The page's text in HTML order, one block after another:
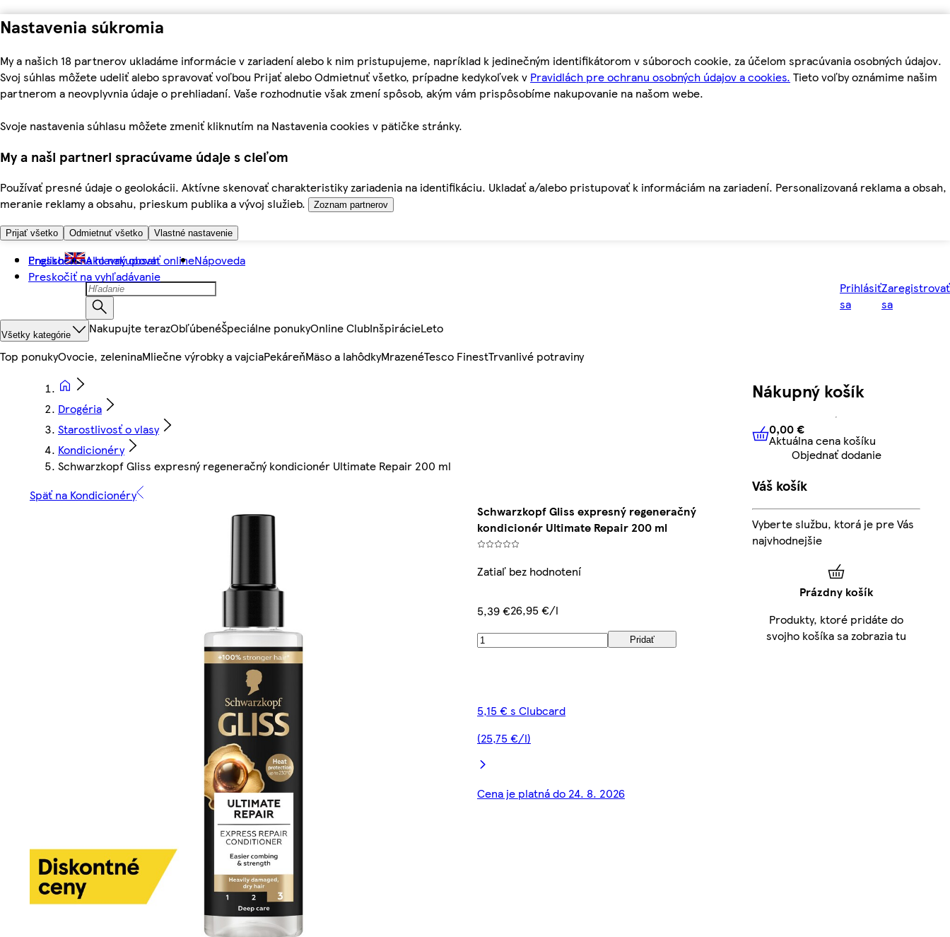
Nastavenia súkromia
My a našich 18 partnerov ukladáme informácie v zariadení alebo k nim pristupujeme, napríklad k jedinečným identifikátorom v súboroch cookie, za účelom spracúvania osobných údajov.
Svoj súhlas môžete udeliť alebo spravovať voľbou Prijať alebo Odmietnuť všetko, prípadne kedykoľvek v Pravidlách pre ochranu osobných údajov a cookies. Tieto voľby oznámime našim
partnerom a neovplyvnia údaje o prehliadaní. Vaše rozhodnutie však zmení spôsob, akým vám prispôsobíme nakupovanie na našom webe.
Svoje nastavenia súhlasu môžete zmeniť kliknutím na Nastavenia cookies v pätičke stránky.
My a naši partneri spracúvame údaje s cieľom
Používať presné údaje o geolokácii. Aktívne skenovať charakteristiky zariadenia na identifikáciu. Ukladať a/alebo pristupovať k informáciám na zariadení. Personalizovaná reklama a obsah,
meranie reklamy a obsahu, prieskum publika a vývoj služieb.
Zoznam partnerov
Prijať všetko Odmietnuť všetko Vlastné nastavenie
Preskočiť na hlavný obsah
Preskočiť na vyhľadávanie
English Ako nakupovať onlineNápoveda
Prihlásiť
sa
Zaregistrovať
sa
Všetky kategórie Nakupujte terazObľúbenéŠpeciálne ponukyOnline ClubInšpirácieLeto
Top ponukyOvocie, zeleninaMliečne výrobky a vajciaPekáreňMäso a lahôdkyMrazenéTesco FinestTrvanlivé potraviny
Drogéria
Starostlivosť o vlasy
Kondicionéry
Schwarzkopf Gliss expresný regeneračný kondicionér Ultimate Repair 200 ml
Späť na Kondicionéry
Schwarzkopf Gliss expresný regeneračný
kondicionér Ultimate Repair 200 ml
Zatiaľ bez hodnotení
5,39 €26,95 €/l
Pridať
5,15 € s Clubcard
(25,75 €/l)
Cena je platná do 24. 8. 2026
Nákupný košík
0,00 € Aktuálna cena košíku
0,00 €
Aktuálna cena košíku
Objednať dodanie
Váš košík
Vyberte službu, ktorá je pre Vás
najvhodnejšie
Prázdny košík
Produkty, ktoré pridáte do
svojho košíka sa zobrazia tu